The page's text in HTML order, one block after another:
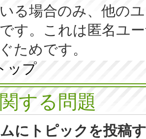
る場合のみ、他の
す。これは匿名ユ
ためです。
ップ
する問題
にトピックを投稿